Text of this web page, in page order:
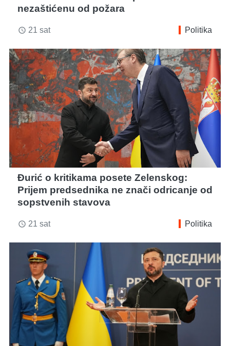
nezaštićenu od požara
access_time 21 sat Politika
Đurić o kritikama posete Zelenskog:
Prijem predsednika ne znači odricanje od
sopstvenih stavova
access_time 21 sat Politika